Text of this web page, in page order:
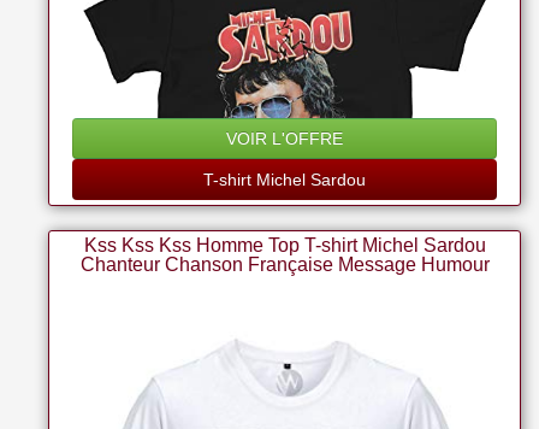
VOIR L'OFFRE
T-shirt Michel Sardou
Kss Kss Kss Homme Top T-shirt Michel Sardou
Chanteur Chanson Française Message Humour